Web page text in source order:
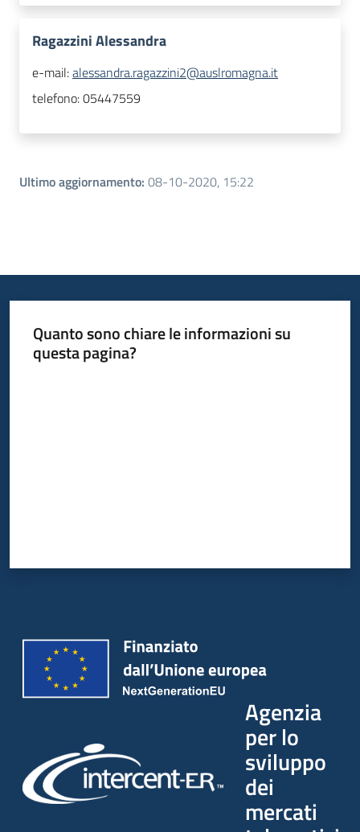
Ragazzini Alessandra
e-mail:alessandra.ragazzini2@auslromagna.it
telefono:05447559
Ultimo aggiornamento: 08-10-2020, 15:22
Quanto sono chiare le informazioni su
questa pagina?
Agenzia
per lo
sviluppo
dei
mercati